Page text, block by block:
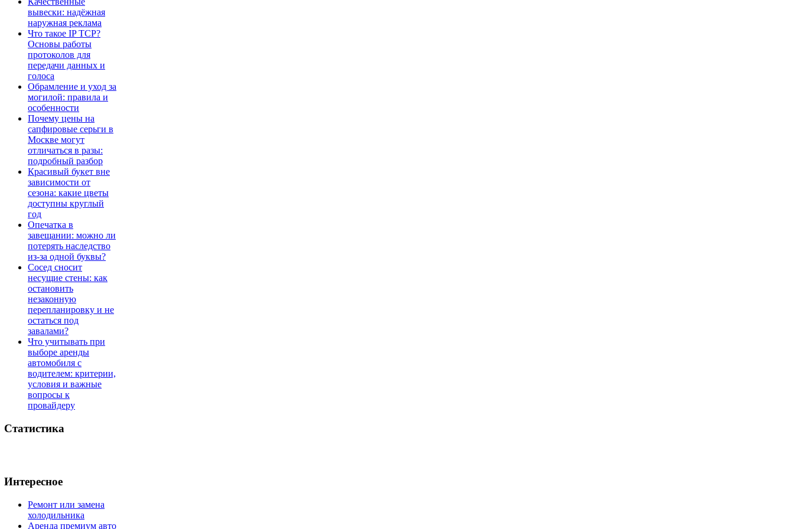
вывески: надёжная
наружная реклама
Что такое IP TCP?
Основы работы
протоколов для
передачи данных и
голоса
Обрамление и уход за
могилой: правила и
особенности
Почему цены на
сапфировые серьги в
Москве могут
отличаться в разы:
подробный разбор
Красивый букет вне
зависимости от
сезона: какие цветы
доступны круглый
год
Опечатка в
завещании: можно ли
потерять наследство
из-за одной буквы?
Сосед сносит
несущие стены: как
остановить
незаконную
перепланировку и не
остаться под
завалами?
Что учитывать при
выборе аренды
автомобиля с
водителем: критерии,
условия и важные
вопросы к
провайдеру
Статистика
Интересное
Ремонт или замена
холодильника
Аренда премиум авто